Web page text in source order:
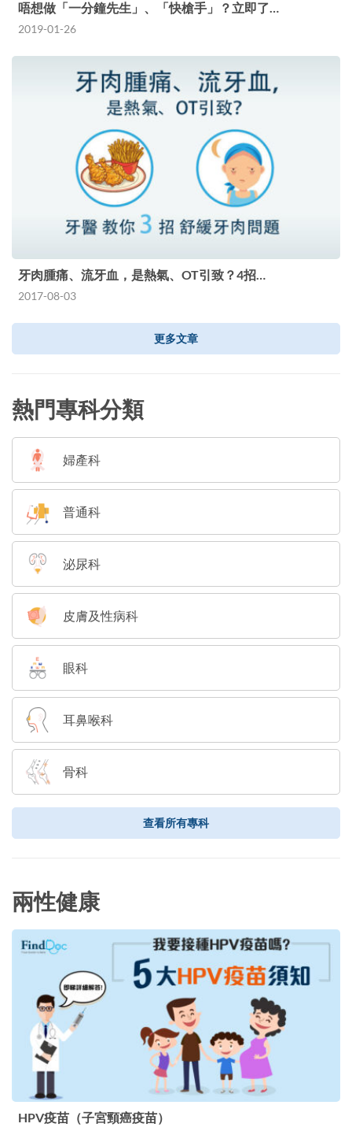
唔想做「一分鐘先生」、「快槍手」？立即了…
2019-01-26
牙肉腫痛、流牙血，是熱氣、OT引致？4招…
2017-08-03
更多文章
熱門專科分類
婦產科
普通科
泌尿科
皮膚及性病科
眼科
耳鼻喉科
骨科
查看所有專科
兩性健康
HPV疫苗（子宮頸癌疫苗）